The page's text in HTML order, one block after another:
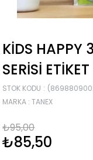
KIDS HAPPY
SERISI
STOK KODU
MARKA : TANEX
₺95,00
₺85,50